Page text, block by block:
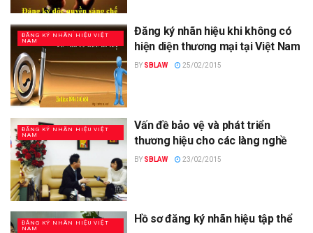
ĐĂNG KÝ NHÃN HIỆU VIỆT
NAM
Đăng ký nhãn hiệu khi không có
hiện diện thương mại tại Việt Nam
BY SBLAW 25/02/2015
ĐĂNG KÝ NHÃN HIỆU VIỆT
NAM
Vấn đề bảo vệ và phát triển
thương hiệu cho các làng nghề
BY SBLAW 23/02/2015
ĐĂNG KÝ NHÃN HIỆU VIỆT
NAM
Hồ sơ đăng ký nhãn hiệu tập thể